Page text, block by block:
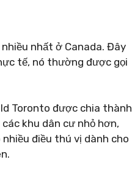
nhất ở Canada. Đây
tế, nó thường được gọi
Toronto được chia thành
khu dân cư nhỏ hơn,
điều thú vị dành cho